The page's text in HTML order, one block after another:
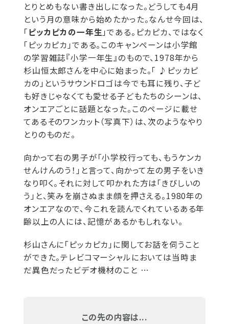
とりとめもない書き出しになった。どうしても4月
という月の意味から始めたかった。なんせ今回は、
「ピッカピカの一年生 」である。ピカピカ、ではなく
「ピッカピカ」である。このキャンペーンは小学館
の学習雑誌『小学一年生』のもので、1978年から
杉山恒太郎さんを中心に始まった。「 ♪ピッカピ
カの」というサウンドロゴは今でも耳に残り、子ど
も好きじゃなくても愛せる子どもたちのシーンは、
オンエアごとに話題となった。このページに載せ
てあるそのワンカット（写真下）は、次のようなやり
とりのものだ。
向かって右の男子が「小学校行っても、もうケンカ
せんけんのう！」と言って、向かって左の男子をいき
なり叩く。それに対して叩かれた方は「きびしいの
う」と、笑みを崩さぬまま顔を押さえる。1980年の
オンエアなので、今これを読んでくれているある年
齢以上の人には、記憶があるかもしれない。
杉山さんに「ピッカピカ」に関してお話を伺うこと
ができた。テレビコマーシャルにおいては当時ま
だ異色だったビデオ機材のこと …
この先の内容は...